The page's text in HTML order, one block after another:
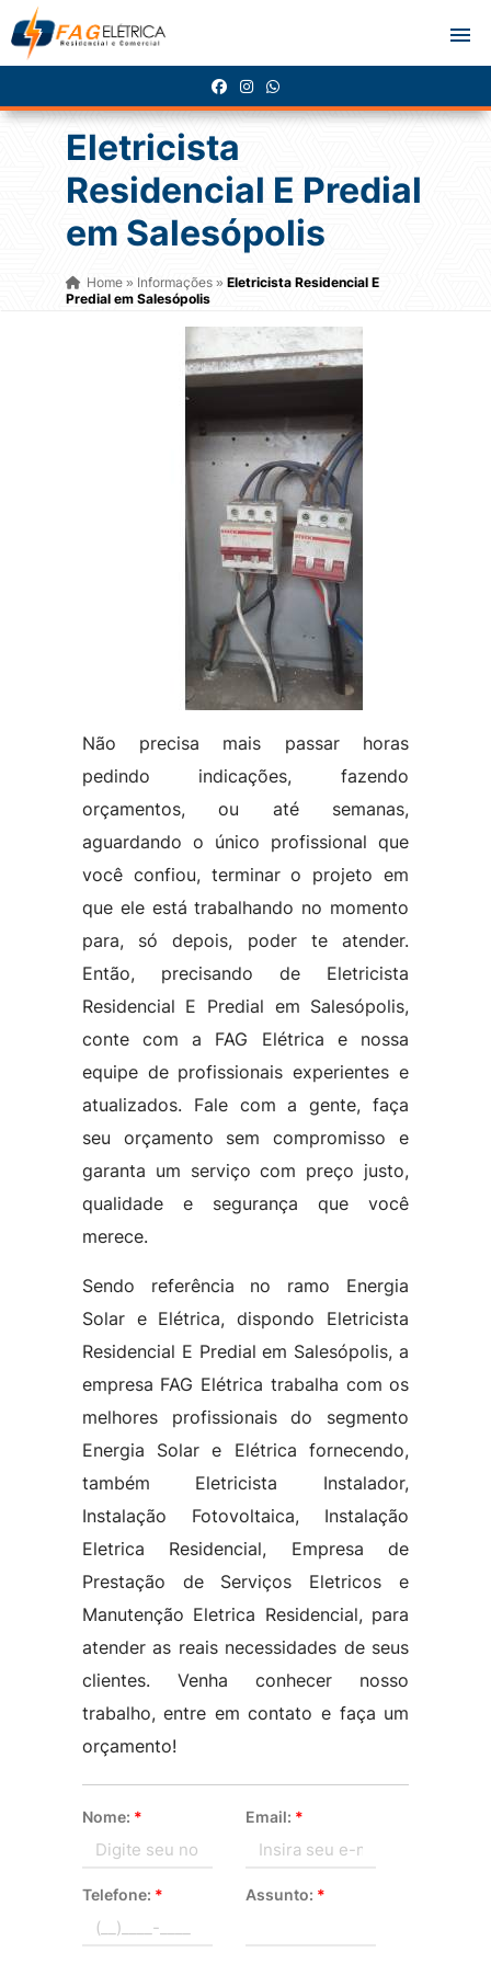
Eletricista
Residencial E Predial
em Salesópolis
Home» Informações » Eletricista Residencial E
Predial em Salesópolis
Não precisa mais passar horas
pedindo indicações, fazendo
orçamentos, ou até semanas,
aguardando o único profissional que
você confiou, terminar o projeto em
que ele está trabalhando no momento
para, só depois, poder te atender.
Então, precisando de Eletricista
Residencial E Predial em Salesópolis,
conte com a FAG Elétrica e nossa
equipe de profissionais experientes e
atualizados. Fale com a gente, faça
seu orçamento sem compromisso e
garanta um serviço com preço justo,
qualidade e segurança que você
merece.
Sendo referência no ramo Energia
Solar e Elétrica, dispondo Eletricista
Residencial E Predial em Salesópolis, a
empresa FAG Elétrica trabalha com os
melhores profissionais do segmento
Energia Solar e Elétrica fornecendo,
também Eletricista Instalador,
Instalação Fotovoltaica, Instalação
Eletrica Residencial, Empresa de
Prestação de Serviços Eletricos e
Manutenção Eletrica Residencial, para
atender as reais necessidades de seus
clientes. Venha conhecer nosso
trabalho, entre em contato e faça um
orçamento!
Nome: * Email: *
Telefone: * Assunto: *